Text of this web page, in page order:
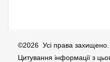
©2026 Усі права захищено.
Цитування інформації з